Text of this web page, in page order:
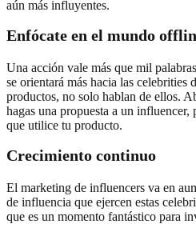
aún más influyentes.
Enfócate en el mundo
Una acción vale más que mil
se orientará más hacia las celebrities
productos, no solo hablan de ellos.
hagas una propuesta a un
que utilice tu producto.
Crecimiento continuo
El marketing de influencers va en
de influencia que ejercen estas
que es un momento fantástico para